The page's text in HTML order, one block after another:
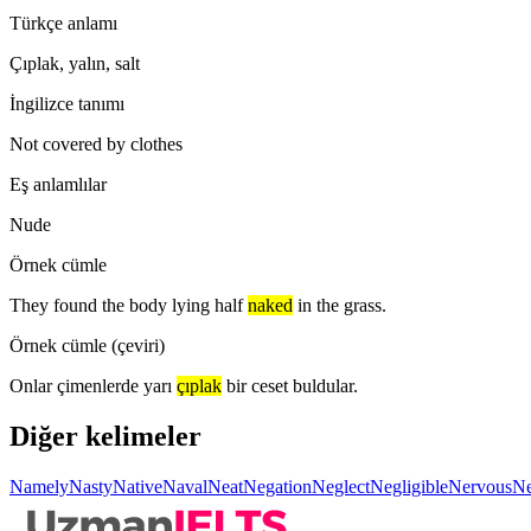
Türkçe anlamı
Çıplak, yalın, salt
İngilizce tanımı
Not covered by clothes
Eş anlamlılar
Nude
Örnek cümle
They found the body lying half naked in the grass.
Örnek cümle (çeviri)
Onlar çimenlerde yarı çıplak bir ceset buldular.
Diğer kelimeler
NamelyNastyNativeNavalNeatNegationNeglectNegligibleNervous